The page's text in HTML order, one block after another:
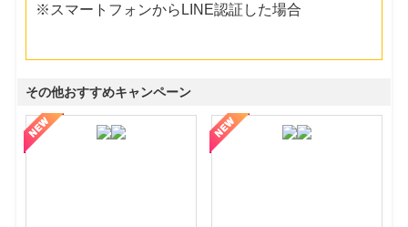
※スマートフォンからLINE認証した場合
その他おすすめキャンペーン